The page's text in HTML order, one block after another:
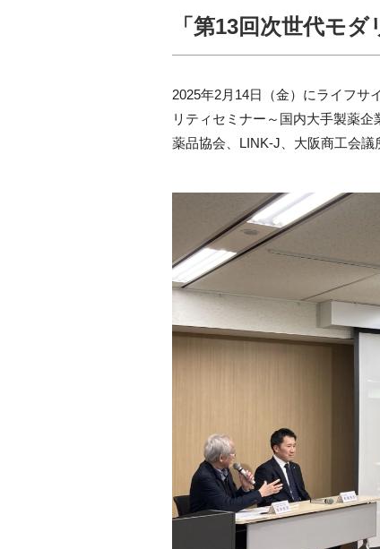
「第13回次世代モ
2025年2月14日（金）にライフサ
リティセミナー～国内大手製薬企
薬品協会、LINK-J、大阪商工会